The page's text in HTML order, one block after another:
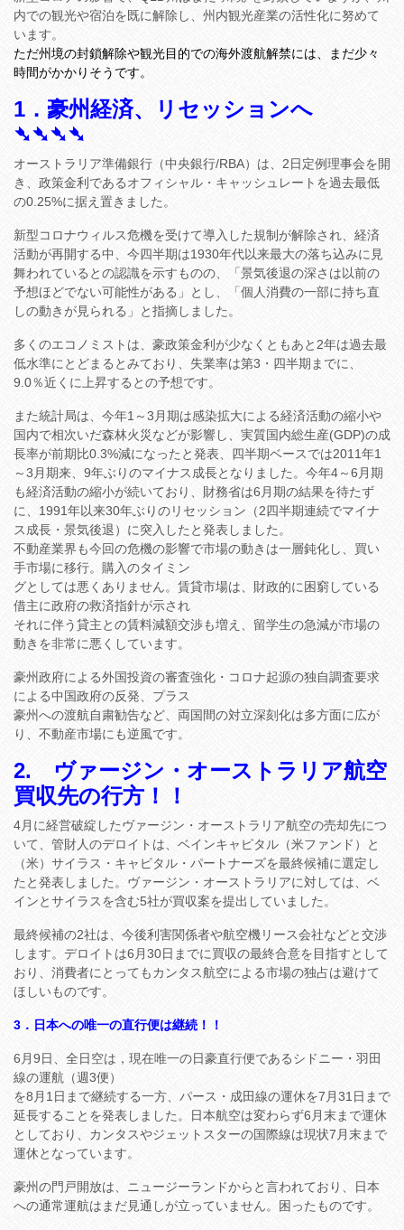
内での観光や宿泊を既に解除し、州内観光産業の活性化に努めて
います。
ただ州境の封鎖解除や観光目的での海外渡航解禁には、まだ少々
時間がかかりそうです。
1．豪州経済、リセッションへ
➴➴➴➴
オーストラリア準備銀行（中央銀行/RBA）は、2日定例理事会を開
き、政策金利であるオフィシャル・キャッシュレートを過去最低
の0.25%に据え置きました。
新型コロナウィルス危機を受けて導入した規制が解除され、経済
活動が再開する中、今四半期は1930年代以来最大の落ち込みに見
舞われているとの認識を示すものの、「景気後退の深さは以前の
予想ほどでない可能性がある」とし、「個人消費の一部に持ち直
しの動きが見られる」と指摘しました。
多くのエコノミストは、豪政策金利が少なくともあと2年は過去最
低水準にとどまるとみており、失業率は第3・四半期までに、
9.0％近くに上昇するとの予想です。
また統計局は、今年1～3月期は感染拡大による経済活動の縮小や
国内で相次いだ森林火災などが影響し、実質国内総生産(GDP)の成
長率が前期比0.3%減になったと発表、四半期ベースでは2011年1
～3月期来、9年ぶりのマイナス成長となりました。今年4～6月期
も経済活動の縮小が続いており、財務省は6月期の結果を待たず
に、1991年以来30年ぶりのリセッション（2四半期連続でマイナ
ス成長・景気後退）に突入したと発表しました。
不動産業界も今回の危機の影響で市場の動きは一層鈍化し、買い
手市場に移行。購入のタイミン
グとしては悪くありません。賃貸市場は、財政的に困窮している
借主に政府の救済指針が示され
それに伴う貸主との賃料減額交渉も増え、留学生の急減が市場の
動きを非常に悪くしています。
豪州政府による外国投資の審査強化・コロナ起源の独自調査要求
による中国政府の反発、プラス
豪州への渡航自粛勧告など、両国間の対立深刻化は多方面に広が
り、不動産市場にも逆風です。
2. ヴァージン・オーストラリア航空
買収先の行方！！
4月に経営破綻したヴァージン・オーストラリア航空の売却先につ
いて、管財人のデロイトは、ベインキャピタル（米ファンド）と
（米）サイラス・キャピタル・パートナーズを最終候補に選定し
たと発表しました。ヴァージン・オーストラリアに対しては、ベ
インとサイラスを含む5社が買収案を提出していました。
最終候補の2社は、今後利害関係者や航空機リース会社などと交渉
します。デロイトは6月30日までに買収の最終合意を目指すとして
おり、消費者にとってもカンタス航空による市場の独占は避けて
ほしいものです。
3．日本への唯一の直行便は継続！！
6月9日、全日空は，現在唯一の日豪直行便であるシドニー・羽田
線の運航（週3便）
を8月1日まで継続する一方、パース・成田線の運休を7月31日まで
延長することを発表しました。日本航空は変わらず6月末まで運休
としており、カンタスやジェットスターの国際線は現状7月末まで
運休となっています。
豪州の門戸開放は、ニュージーランドからと言われており、日本
への通常運航はまだ見通しが立っていません。困ったものです。